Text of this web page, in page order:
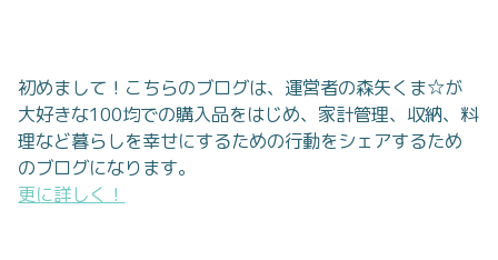
初めまして！こちらのブログは、運営者の森矢くま☆が
大好きな100均での購入品をはじめ、家計管理、収納、料
理など暮らしを幸せにするための行動をシェアするため
のブログになります。
更に詳しく！